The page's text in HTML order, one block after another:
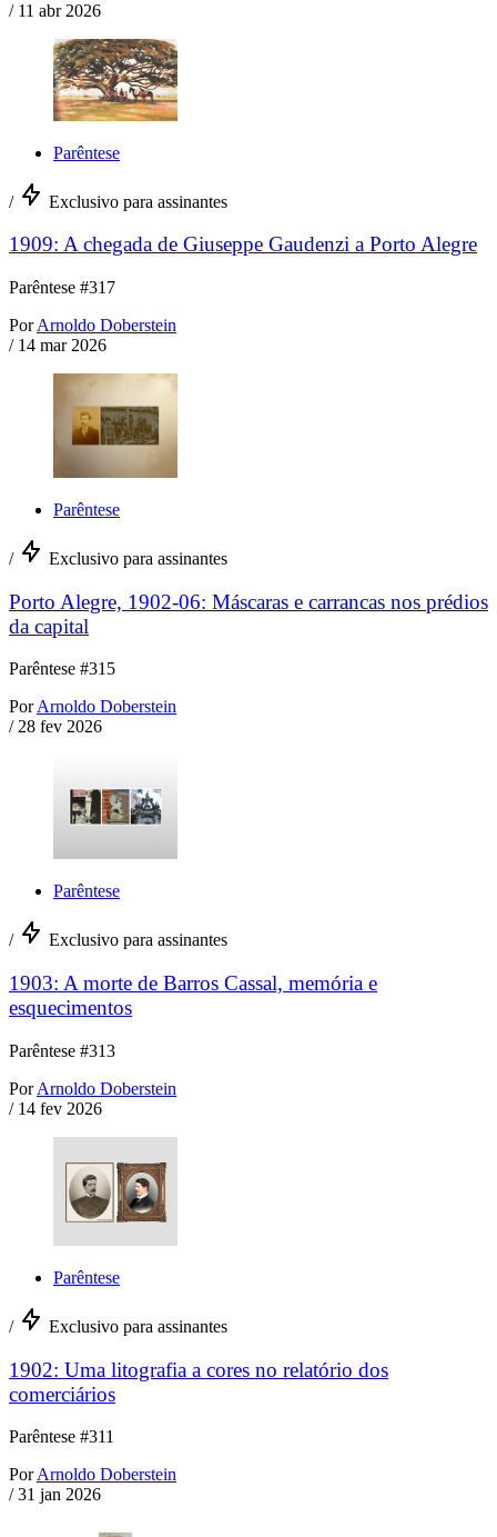
/ 11 abr 2026
Parêntese
/ Exclusivo para assinantes
1909: A chegada de Giuseppe Gaudenzi a Porto Alegre
Parêntese #317
Por Arnoldo Doberstein
/ 14 mar 2026
Parêntese
/ Exclusivo para assinantes
Porto Alegre, 1902-06: Máscaras e carrancas nos prédios
da capital
Parêntese #315
Por Arnoldo Doberstein
/ 28 fev 2026
Parêntese
/ Exclusivo para assinantes
1903: A morte de Barros Cassal, memória e
esquecimentos
Parêntese #313
Por Arnoldo Doberstein
/ 14 fev 2026
Parêntese
/ Exclusivo para assinantes
1902: Uma litografia a cores no relatório dos
comerciários
Parêntese #311
Por Arnoldo Doberstein
/ 31 jan 2026